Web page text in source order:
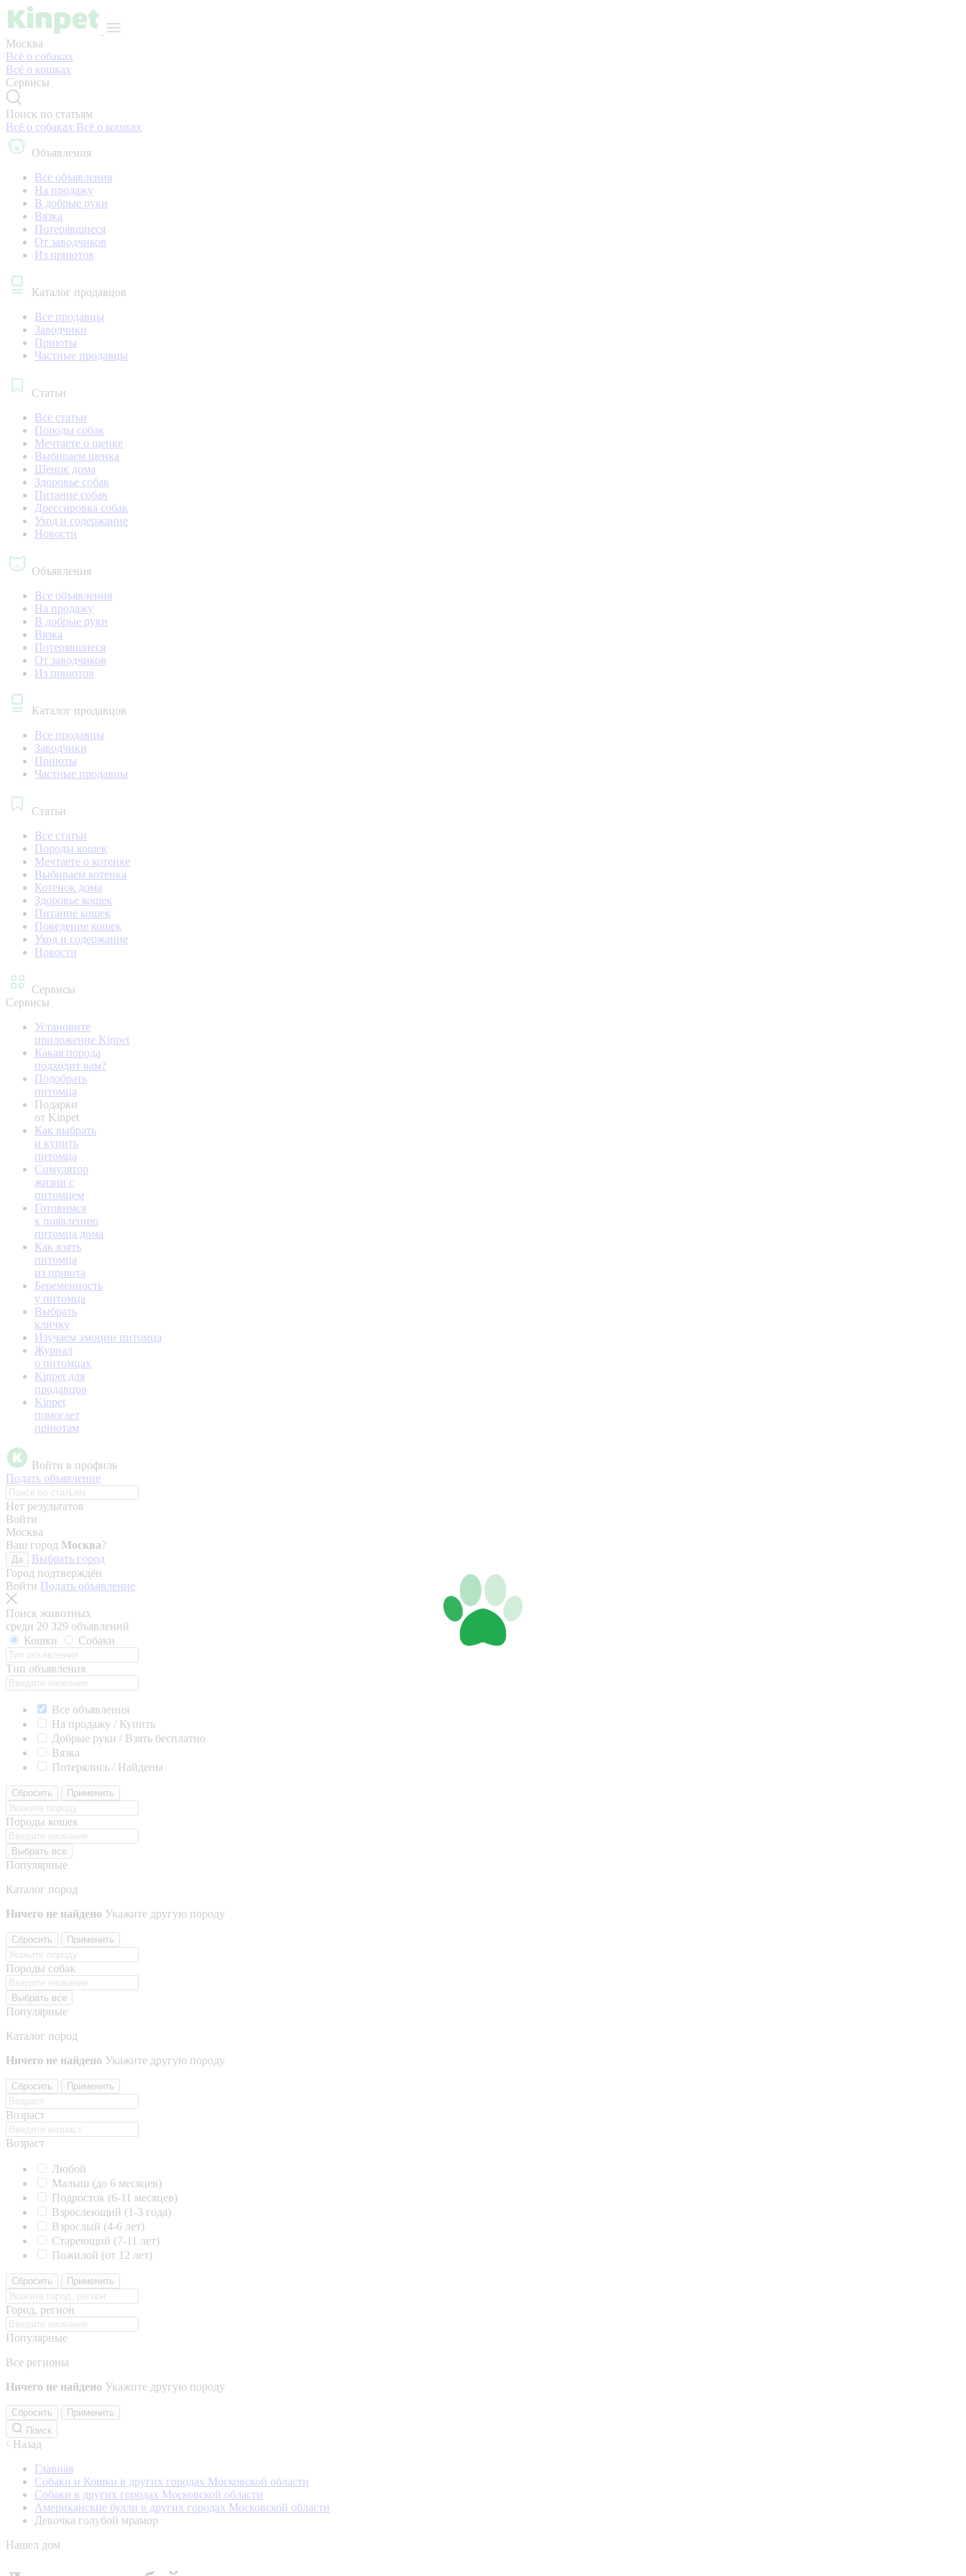
Москва
Всё о собаках
Всё о кошках
Сервисы
Поиск по статьям
Всё о собаках Всё о кошках
Объявления
Все объявления
На продажу
В добрые руки
Вязка
Потерявшиеся
От заводчиков
Из приютов
Каталог продавцов
Все продавцы
Заводчики
Приюты
Частные продавцы
Статьи
Все статьи
Породы собак
Мечтаете о щенке
Выбираем щенка
Щенок дома
Здоровье собак
Питание собак
Дрессировка собак
Уход и содержание
Новости
Объявления
Все объявления
На продажу
В добрые руки
Вязка
Потерявшиеся
От заводчиков
Из приютов
Каталог продавцов
Все продавцы
Заводчики
Приюты
Частные продавцы
Статьи
Все статьи
Породы кошек
Мечтаете о котенке
Выбираем котенка
Котенок дома
Здоровье кошек
Питание кошек
Поведение кошек
Уход и содержание
Новости
Сервисы
Сервисы
Установите
приложение Kinpet
Какая порода
подходит вам?
Подобрать
питомца
Подарки
от Kinpet
Как выбрать
и купить
питомца
Симулятор
жизни с
питомцем
Готовимся
к появлению
питомца дома
Как взять
питомца
из приюта
Беременность
у питомца
Выбрать
кличку
Изучаем эмоции питомца
Журнал
о питомцах
Kinpet для
продавцов
Kinpet
помогает
приютам
Войти в профиль
Подать объявление
Нет результатов
Войти
Москва
Ваш город Москва?
Да
Выбрать город
Город подтверждён
Войти Подать объявление
Поиск животных
среди 20 329 объявлений
Кошки
Собаки
Тип объявления
Все объявления
На продажу / Купить
Добрые руки / Взять бесплатно
Вязка
Потерялись / Найдены
Сбросить Применить
Породы кошек
Выбрать все
Популярные
Каталог пород
Ничего не найдено Укажите другую породу
Сбросить Применить
Породы собак
Выбрать все
Популярные
Каталог пород
Ничего не найдено Укажите другую породу
Сбросить Применить
Возраст
Возраст
Любой
Малыш (до 6 месяцев)
Подросток (6-11 месяцев)
Взрослеющий (1-3 года)
Взрослый (4-6 лет)
Стареющий (7-11 лет)
Пожилой (от 12 лет)
Сбросить Применить
Город, регион
Популярные
Все регионы
Ничего не найдено Укажите другую породу
Сбросить
Применить
Поиск
Назад
Главная
Собаки и Кошки в других городах Московской области
Собаки в других городах Московской области
Американские булли в других городах Московской области
Девочка голубой мрамор
Нашел дом